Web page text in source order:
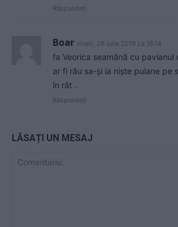
Răspundeți
Boar vineri, 26 iulie 2019 La 16.14
fa Veorica seamănă cu
ar fi rău sa-și ia niște pulane pe
în rât .
Răspundeți
LĂSAȚI UN MESAJ